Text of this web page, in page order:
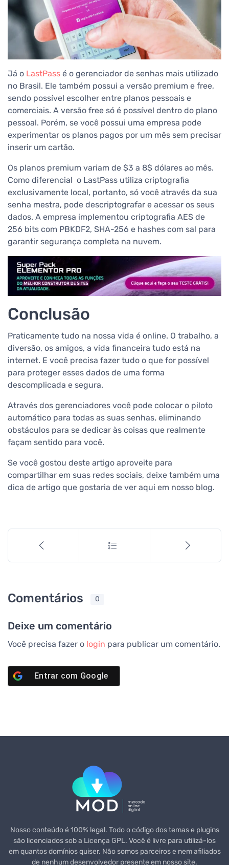
Já o LastPass é o gerenciador de senhas mais utilizado
no Brasil. Ele também possui a versão premium e free,
sendo possível escolher entre planos pessoais e
comerciais. A versão free só é possível dentro do plano
pessoal. Porém, se você possui uma empresa pode
experimentar os planos pagos por um mês sem precisar
inserir um cartão.
Os planos premium variam de $3 a 8$ dólares ao mês.
Como diferencial o LastPass utiliza criptografia
exclusivamente local, portanto, só você através da sua
senha mestra, pode descriptografar e acessar os seus
dados. A empresa implementou criptografia AES de
256 bits com PBKDF2, SHA-256 e hashes com sal para
garantir segurança completa na nuvem.
Conclusão
Praticamente tudo na nossa vida é online. O trabalho, a
diversão, os amigos, a vida financeira tudo está na
internet. E você precisa fazer tudo o que for possível
para proteger esses dados de uma forma
descomplicada e segura.
Através dos gerenciadores você pode colocar o piloto
automático para todas as suas senhas, eliminando
obstáculos para se dedicar às coisas que realmente
façam sentido para você.
Se você gostou deste artigo aproveite para
compartilhar em suas redes sociais, deixe também uma
dica de artigo que gostaria de ver aqui em nosso blog.
Comentários 0
Deixe um comentário
Você precisa fazer o login para publicar um comentário.
Entrar com Google
Nosso conteúdo é 100% legal. Todo o código dos temas e plugins
são licenciados sob a Licença GPL. Você é livre para utilizá-los
em quantos domínios quiser. Não somos parceiros e nem afiliados
de nenhum desenvolvedor presente em nosso site.